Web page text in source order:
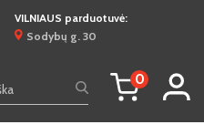
VILNIAUS parduotuvė:
Sodybų g. 30
0